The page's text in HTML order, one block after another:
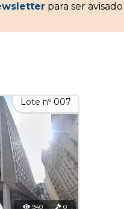
para ser
Lote nº 007
940 0